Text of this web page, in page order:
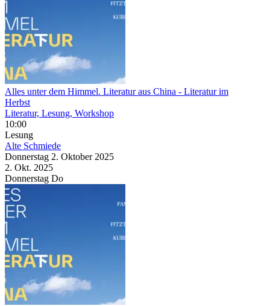
Alles unter dem Himmel. Literatur aus China - Literatur im
Herbst
Literatur, Lesung, Workshop
10:00
Lesung
Alte Schmiede
Donnerstag 2. Oktober 2025
2. Okt. 2025
Donnerstag Do